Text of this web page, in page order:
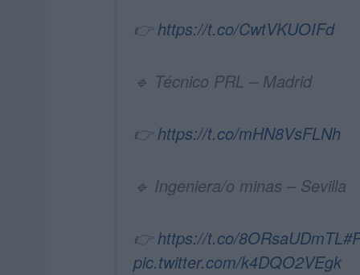
👉 https://t.co/CwtVKUOIFd
🔹 Técnico PRL – Madrid
👉 https://t.co/mHN8VsFLNh
🔹 Ingeniera/o minas – Sevilla
👉 https://t.co/8ORsaUDmTL
pic.twitter.com/k4DQO2VEgk